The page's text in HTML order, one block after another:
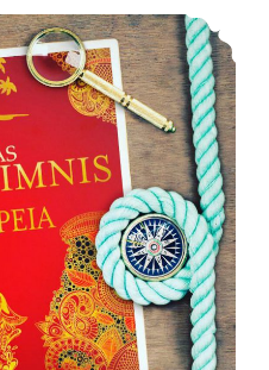
*Rezension* -> Die Weston Saga (1-3) von Nicole Chisholm